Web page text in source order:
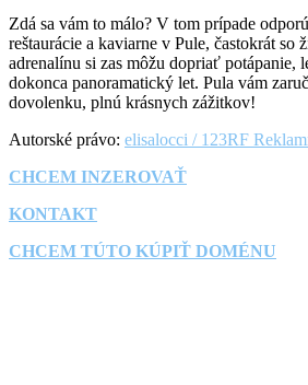
Zdá sa vám to málo? V tom prípade
reštaurácie a kaviarne v Pule, častokrát
adrenalínu si zas môžu dopriať potápanie,
dokonca panoramatický let. Pula vám
dovolenku, plnú krásnych zážitkov!
Autorské právo: elisalocci / 123RF
CHCEM INZEROVAŤ
KONTAKT
CHCEM TÚTO KÚPIŤ DOMÉNU